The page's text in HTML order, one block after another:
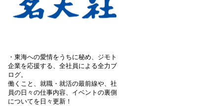
・東海への愛情をうちに秘め、ジモト
企業を応援する、全社員による全力ブ
ログ。
働くこと、就職・就活の最前線や、社
員の日々の仕事内容、イベントの裏側
についてを日々更新！